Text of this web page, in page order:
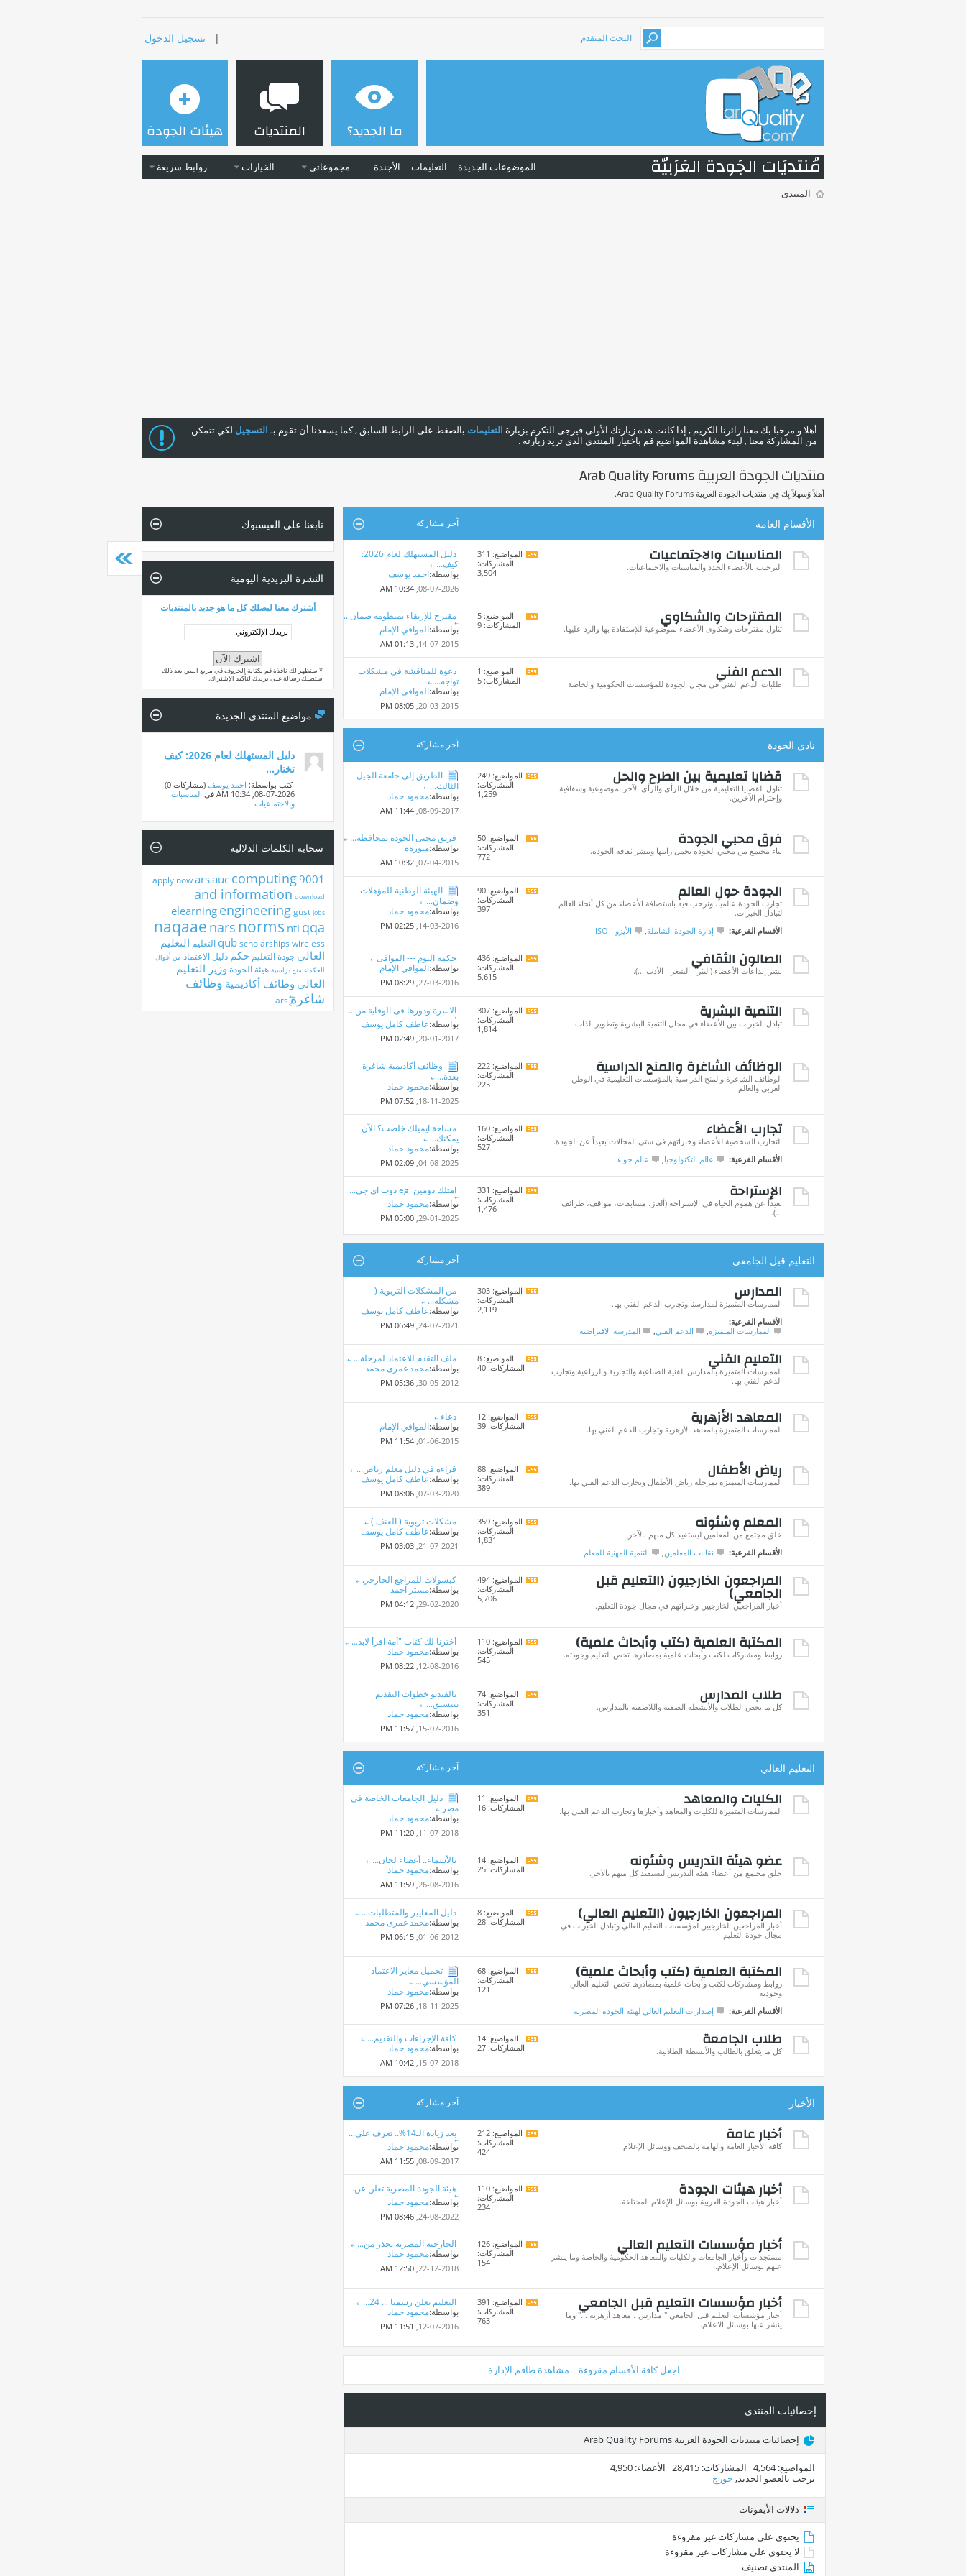
البحث المتقدم | تسجيل الدخول
ما الجديد؟ المنتديات
الموضوعات الجديدة التعليمات الأجندة مجموعاتي الخيارات روابط سريعة
هيئات الجودة
مُنتديَات الجَودة العَرَبيّة
المنتدى
أهلا و مرحبا بك معنا زائرنا الكريم , إذا كانت هذه زيارتك الأولى فيرجى التكرم بزيارة التعليمات بالضغط على الرابط السابق , كما يسعدنا أن تقوم بـالتسجيل لكي تتمكن
من المشاركة معنا , لبدء مشاهدة المواضيع قم باختيار المنتدى الذي تريد زيارته .
منتديات الجودة العربية Arab Quality Forums
أهلاً وَسهلاً بِك فِي منتديات الجودة العربية Arab Quality Forums.
الأقسام العامة آخر مشاركة
المناسبات والاجتماعيات
الترحيب بالأعضاء الجدد والمناسبات والاجتماعيات.
مشاهدة
تغذيات
المواضيع: 311
المشاركات:
3,504
دليل المستهلك لعام 2026:
كيف...
بواسطة:احمد يوسف
08-07-2026,
10:34 AM
المقترحات والشكاوي
تناول مقترحات وشكاوى الأعضاء بموضوعية للإستفادة بها والرد عليها.
مشاهدة
تغذيات
المواضيع: 5
المشاركات: 9
مقترح للإرتقاء بمنظومة ضمان...
بواسطة:الموافي الإمام
14-07-2015,
01:13 AM
الدعم الفني
طلبات الدعم الفني في مجال الجودة للمؤسسات الحكومية والخاصة
مشاهدة
تغذيات
المواضيع: 1
المشاركات: 5
دعوة للمناقشة في مشكلات
تواجه...
بواسطة:الموافي الإمام
20-03-2015,
08:05 PM
نادي الجودة آخر مشاركة
قضايا تعليمية بين الطرح والحل
تناول القضايا التعليمية من خلال الرأي والرأي الآخر بموضوعية وشفافية
وإحترام الآخرين.
مشاهدة
تغذيات
المواضيع: 249
المشاركات:
1,259
الطريق إلى جامعة الجيل
الثالث...
بواسطة:محمود حماد
08-09-2017,
11:44 AM
فرق محبي الجودة
بناء مجتمع من محبي الجودة يحمل رايتها وينشر ثقافة الجودة.
مشاهدة
تغذيات
المواضيع: 50
المشاركات:
772
فريق محبى الجودة بمحافظة...
بواسطة:منورةة
07-04-2015,
10:32 AM
الجودة حول العالم
تجارب الجودة عالمياً، ونرحب فيه باستضافة الأعضاء من كل أنحاء العالم
لتبادل الخبرات.
الأقسام الفرعية:
إدارة الجودة الشاملة الأيزو - ISO
مشاهدة
تغذيات
المواضيع: 90
المشاركات:
397
الهيئة الوطنية للمؤهلات
وضمان...
بواسطة:محمود حماد
14-03-2016,
02:25 PM
الصالون الثقافي
نشر إبداعات الأعضاء (النثر - الشعر - الأدب ...).
مشاهدة
تغذيات
المواضيع: 436
المشاركات:
5,615
حكمة اليوم --- الموافى
بواسطة:الموافي الإمام
27-03-2016,
08:29 PM
التنمية البشرية
تبادل الخبرات بين الأعضاء في مجال التنمية البشرية وتطوير الذات.
مشاهدة
تغذيات
المواضيع: 307
المشاركات:
1,814
الاسرة ودورها فى الوقاية من...
بواسطة:عاطف كامل يوسف
20-01-2017,
02:49 PM
الوظائف الشاغرة والمنح الدراسية
الوظائف الشاغرة والمنح الدراسية بالمؤسسات التعليمية في الوطن
العربي والعالم
مشاهدة
تغذيات
المواضيع: 222
المشاركات:
225
وظائف أكاديمية شاغرة
بعدة...
بواسطة:محمود حماد
18-11-2025,
07:52 PM
تجارب الأعضاء
التجارب الشخصية للأعضاء وخبراتهم في شتى المجالات بعيداً عن الجودة.
الأقسام الفرعية:
عالم التكنولوجيا عالم حواء
مشاهدة
تغذيات
المواضيع: 160
المشاركات:
527
مساحة ايميلك خلصت؟ الآن
يمكنك...
بواسطة:محمود حماد
04-08-2025,
02:09 PM
الإستراحة
بعيداً عن هموم الحياه في الإستراحة (ألغاز، مسابقات، مواقف، طرائف
...).
مشاهدة
تغذيات
المواضيع: 331
المشاركات:
1,476
امتلك دومين .eg دوت اي جي...
بواسطة:محمود حماد
29-01-2025,
05:00 PM
التعليم قبل الجامعي آخر مشاركة
المدارس
الممارسات المتميزة لمدارسنا وتجارب الدعم الفني بها.
الأقسام الفرعية:
الممارسات المتميزة
الدعم الفني المدرسة الافتراضية
مشاهدة
تغذيات
المواضيع: 303
المشاركات:
2,119
من المشكلات التربوية (
مشكلة...
بواسطة:عاطف كامل يوسف
24-07-2021,
06:49 PM
التعليم الفني
الممارسات المتميزة بالمدارس الفنية الصناعية والتجارية والزراعية وتجارب
الدعم الفني بها.
مشاهدة
تغذيات
المواضيع: 8
المشاركات: 40
ملف التقدم للاعتماد لمرحلة...
بواسطة:محمد غمرى محمد
30-05-2012,
05:36 PM
المعاهد الأزهرية
الممارسات المتميزة بالمعاهد الأزهرية وتجارب الدعم الفني بها.
مشاهدة
تغذيات
المواضيع: 12
المشاركات: 39
دعاء
بواسطة:الموافي الإمام
01-06-2015,
11:54 PM
رياض الأطفال
الممارسات المتميزة بمرحلة رياض الأطفال وتجارب الدعم الفني بها.
مشاهدة
تغذيات
المواضيع: 88
المشاركات:
389
قراءة في دليل معلم رياض...
بواسطة:عاطف كامل يوسف
07-03-2020,
08:06 PM
المعلم وشئونه
خلق مجتمع من المعلمين ليستفيد كل منهم بالآخر.
الأقسام الفرعية:
نقابات المعلمين التنمية المهنية للمعلم
مشاهدة
تغذيات
المواضيع: 359
المشاركات:
1,831
مشكلات تربوية ( العنف )
بواسطة:عاطف كامل يوسف
21-07-2021,
03:03 PM
المراجعون الخارجيون (التعليم قبل
الجامعي)
أخبار المراجعين الخارجيين وخبراتهم في مجال جودة التعليم.
مشاهدة
تغذيات
المواضيع: 494
المشاركات:
5,706
كبسولات للمراجع الخارجي
بواسطة:مستر احمد
29-02-2020,
04:12 PM
المكتبة العلمية (كتب وأبحاث علمية)
روابط ومشاركات لكتب وأبحاث علمية بمصادرها تخص التعليم وجودته.
مشاهدة
تغذيات
المواضيع: 110
المشاركات:
545
أخترنا لك كتاب "أمة اقرأ لابد...
بواسطة:محمود حماد
12-08-2016,
08:22 PM
طلاب المدارس
كل ما يخص الطلاب والأنشطة الصفية واللاصفية بالمدارس.
مشاهدة
تغذيات
المواضيع: 74
المشاركات:
351
بالفيديو خطوات التقديم
بتنسيق...
بواسطة:محمود حماد
15-07-2016,
11:57 PM
التعليم العالي آخر مشاركة
الكليات والمعاهد
الممارسات المتميزة للكليات والمعاهد وأخبارها وتجارب الدعم الفني بها.
مشاهدة
تغذيات
المواضيع: 11
المشاركات: 16
دليل الجامعات الخاصة في
مصر
بواسطة:محمود حماد
11-07-2018,
11:20 PM
عضو هيئة التدريس وشئونه
خلق مجتمع من أعضاء هيئة التدريس ليستفيد كل منهم بالآخر.
مشاهدة
تغذيات
المواضيع: 14
المشاركات: 25
بالأسماء.. أعضاء لجان...
بواسطة:محمود حماد
26-08-2016,
11:59 AM
المراجعون الخارجيون (التعليم العالي)
أخبار المراجعين الخارجيين لمؤسسات التعليم العالي وتبادل الخبرات في
مجال جودة التعليم.
مشاهدة
تغذيات
المواضيع: 8
المشاركات: 28
دليل المعايير والمتطلبات...
بواسطة:محمد غمرى محمد
01-06-2012,
06:15 PM
المكتبة العلمية (كتب وأبحاث علمية)
روابط ومشاركات لكتب وأبحاث علمية بمصادرها تخص التعليم العالي
وجودته.
الأقسام الفرعية:
إصدارات التعليم العالي لهيئة الجودة المصرية
مشاهدة
تغذيات
المواضيع: 68
المشاركات:
121
تحميل معاير الاعتماد
المؤسسي...
بواسطة:محمود حماد
18-11-2025,
07:26 PM
طلاب الجامعة
كل ما يتعلق بالطالب والأنشطة الطلابية.
مشاهدة
تغذيات
المواضيع: 14
المشاركات: 27
كافة الإجراءات والتقديم...
بواسطة:محمود حماد
15-07-2018,
10:42 AM
الأخبار آخر مشاركة
أخبار عامة
كافة الأخبار العامة والهامة بالصحف ووسائل الإعلام.
مشاهدة
تغذيات
المواضيع: 212
المشاركات:
424
بعد زيادة الـ14%.. تعرف على...
بواسطة:محمود حماد
08-09-2017,
11:55 AM
أخبار هيئات الجودة
أخبار هيئات الجودة العربية بوسائل الإعلام المختلفة.
مشاهدة
تغذيات
المواضيع: 110
المشاركات:
234
هيئة الجودة المصرية تعلن عن...
بواسطة:محمود حماد
24-08-2022,
08:46 PM
أخبار مؤسسات التعليم العالي
مستجدات وأخبار الجامعات والكليات والمعاهد الحكومية والخاصة وما ينشر
عنهم بوسائل الإعلام.
مشاهدة
تغذيات
المواضيع: 126
المشاركات:
154
الخارجية المصرية تحذر من...
بواسطة:محمود حماد
22-12-2018,
12:50 AM
أخبار مؤسسات التعليم قبل الجامعي
أخبار مؤسسات التعليم قبل الجامعي " مدارس ، معاهد أزهرية ..." وما
ينشر عنها بوسائل الاعلام.
مشاهدة
تغذيات
المواضيع: 391
المشاركات:
763
التعليم تعلن رسميا ... 24...
بواسطة:محمود حماد
12-07-2016,
11:51 PM
اجعل كافة الأقسام مقروءة | مشاهدة طاقم الإدارة
إحصائيات المنتدى
إحصائيات منتديات الجودة العربية Arab Quality Forums
المواضيع 4,564 المشاركات 28,415 الأعضاء 4,950
نرحب بالعضو الجديد, جورج
دلالات الأيقونات
يحتوي على مشاركات غير مقروءة
لا يحتوي على مشاركات غير مقروءة
المنتدى تصنيف
تابعنا على الفيسبوك
النشرة البريدية اليومية
أشترك معنا ليصلك كل ما هو جديد بالمنتديات
* ستظهر لك نافذة قم بكتابة الحروف في مربع النص بعد ذلك
ستصلك رسالة على بريدك لتأكيد الإشتراك.
مواضيع المنتدى الجديدة
دليل المستهلك لعام 2026: كيف
تختار...
‏ كتب بواسطة: احمد يوسف ‏(مشاركات 0)
08-07-2026,
10:34 AM في المناسبات
والاجتماعيات
سحابة الكلمات الدلالية
9001
apply nowarsauc computing
and information download
elearning engineeringgust jobs
naqaae nars norms nti qqa
qubscholarships wireless التعليم التعليم
العالي جودة التعليم حكم دليل الاعتماد من أقوال
الحكماء منح دراسية هيئة الجودة وزير التعليم
العالي وظائف أكاديمية وظائف
شاغرة